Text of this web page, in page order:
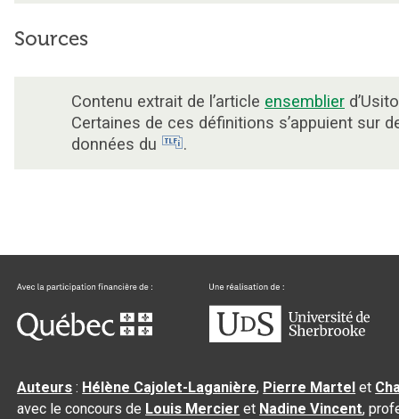
Sources
Contenu extrait de l’article ensemblier
Certaines de ces définitions s’appuient sur
données du
.
Auteurs : Hélène Cajolet-Laganière, Pierre Martel et
avec le concours de Louis Mercier et Nadine Vincent,